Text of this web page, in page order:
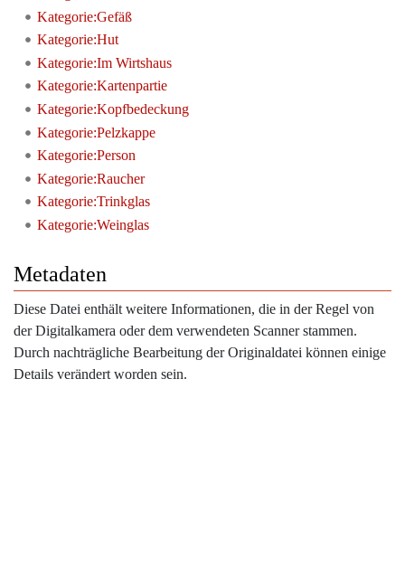
Kategorie:Gefäß
Kategorie:Hut
Kategorie:Im Wirtshaus
Kategorie:Kartenpartie
Kategorie:Kopfbedeckung
Kategorie:Pelzkappe
Kategorie:Person
Kategorie:Raucher
Kategorie:Trinkglas
Kategorie:Weinglas
Metadaten
Diese Datei enthält weitere Informationen, die in der Regel von
der Digitalkamera oder dem verwendeten Scanner stammen.
Durch nachträgliche Bearbeitung der Originaldatei können einige
Details verändert worden sein.